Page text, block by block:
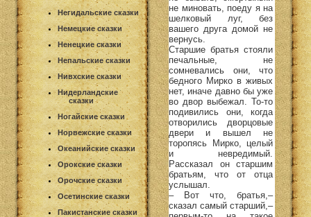
Негидальские сказки
Немецкие сказки
Ненецкие сказки
Непальские сказки
Нивхские сказки
Нидерландские
сказки
Ногайские сказки
Норвежские сказки
Океанийские сказки
Орокские сказки
Орочские сказки
Осетинские сказки
Пакистанские сказки
не миновать, поеду я на
шелковый луг, без
вашего друга домой не
вернусь.
Старшие братья стояли
печальные, не
сомневались они, что
бедного Мирко в живых
нет, иначе давно бы уже
во двор выбежал. То-то
подивились они, когда
отворились дворцовые
двери и вышел не
торопясь Мирко, целый
и невредимый.
Рассказал он старшим
братьям, что от отца
услышал.
– Вот что, братья,–
сказал самый старший,–